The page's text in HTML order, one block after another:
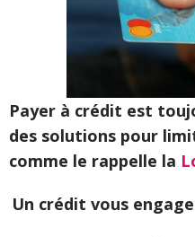
Payer à crédit est
des solutions pour
comme le rappelle la
Un crédit vous